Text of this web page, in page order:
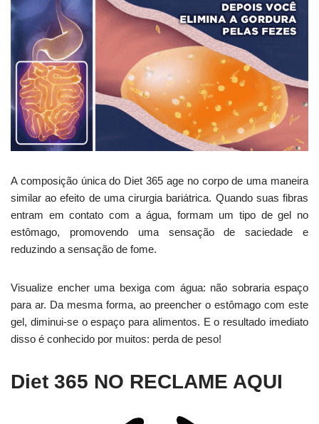
A composição única do Diet 365 age no corpo de uma maneira
similar ao efeito de uma cirurgia bariátrica. Quando suas fibras
entram em contato com a água, formam um tipo de gel no
estômago, promovendo uma sensação de saciedade e
reduzindo a sensação de fome.
Visualize encher uma bexiga com água: não sobraria espaço
para ar. Da mesma forma, ao preencher o estômago com este
gel, diminui-se o espaço para alimentos. E o resultado imediato
disso é conhecido por muitos: perda de peso!
Diet 365 NO RECLAME AQUI